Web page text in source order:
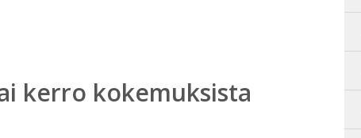
kerro kokemuksista